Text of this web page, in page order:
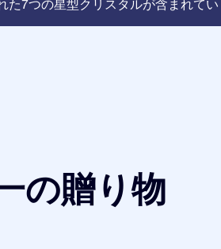
た7つの星型クリスタルが含まれて
の贈り物